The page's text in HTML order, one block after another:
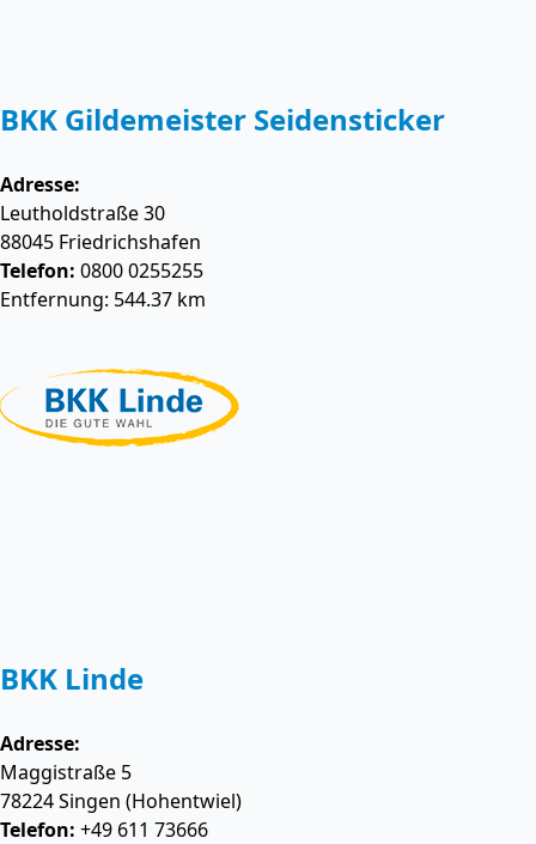
BKK Gildemeister Seidensticker
Adresse:
Leutholdstraße 30
88045 Friedrichshafen
Telefon: 0800 0255255
Entfernung: 544.37 km
BKK Linde
Adresse:
Maggistraße 5
78224Singen (Hohentwiel)
Telefon: +49 611 73666